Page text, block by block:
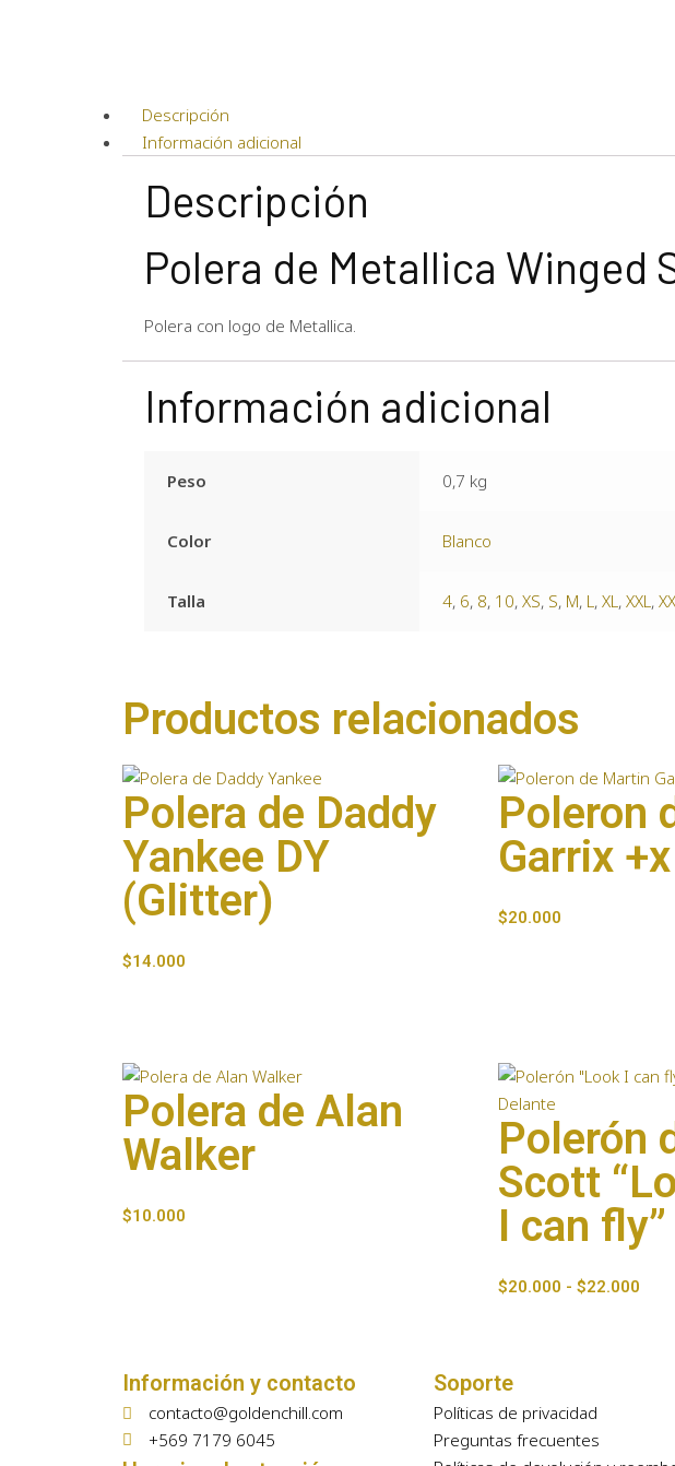
Descripción
Información adicional
Descripción
Polera de Metallica Winged
Polera con logo de Metallica.
Información adicional
Peso 0,7 kg
Color Blanco
Talla 4, 6, 8, 10,XS, S, M, L ,XL ,XXL ,
Productos relacionados
Polera de Daddy
Yankee DY
(Glitter)
$14.000
Poleron
Garrix +x
$20.000
Polera de Alan
Walker
$10.000
Polerón
Scott
I can fly”
$20.000 - $22.000
Información y contacto
contacto@goldenchill.com
+569 7179 6045
Soporte
Políticas de privacidad
Preguntas frecuentes